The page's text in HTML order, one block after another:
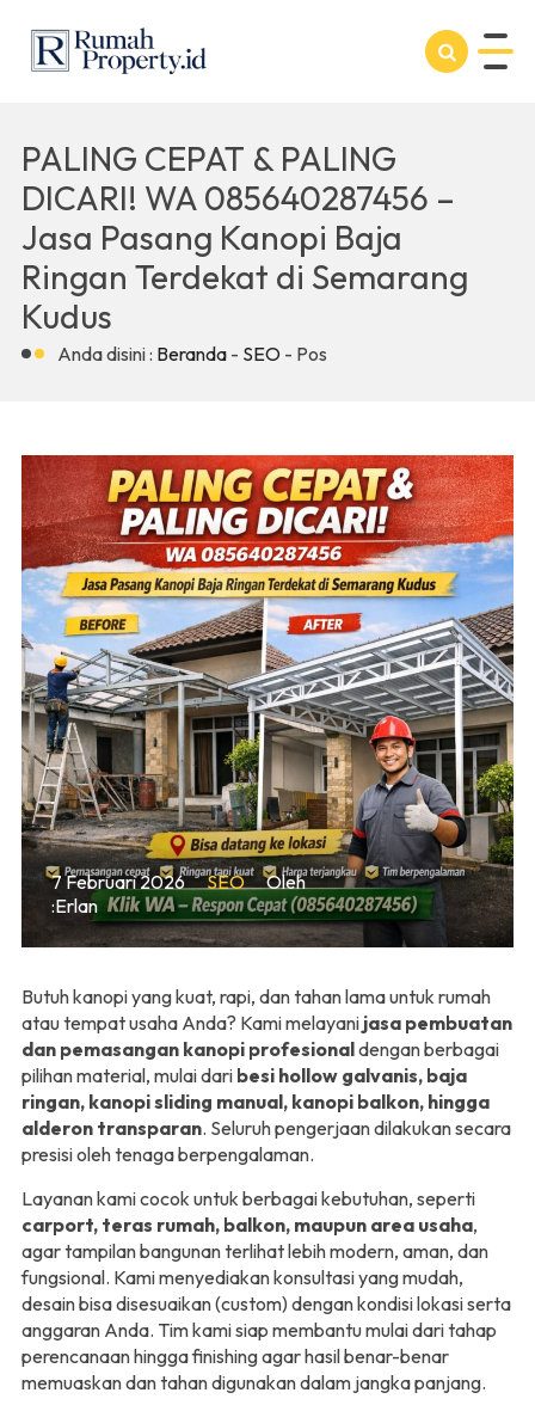
PALING CEPAT & PALING
DICARI! WA 085640287456 –
Jasa Pasang Kanopi Baja
Ringan Terdekat di Semarang
Kudus
Anda disini : Beranda - SEO - Pos
7 Februari 2026 SEO
Oleh
:Erlan
Butuh kanopi yang kuat, rapi, dan tahan lama untuk rumah
atau tempat usaha Anda? Kami melayani jasa pembuatan
dan pemasangan kanopi profesionaldengan berbagai
pilihan material, mulai dari besi hollow galvanis, baja
ringan, kanopi sliding manual, kanopi balkon, hingga
alderon transparan. Seluruh pengerjaan dilakukan secara
presisi oleh tenaga berpengalaman.
Layanan kami cocok untuk berbagai kebutuhan, seperti
carport, teras rumah, balkon, maupun area usaha,
agar tampilan bangunan terlihat lebih modern, aman, dan
fungsional. Kami menyediakan konsultasi yang mudah,
desain bisa disesuaikan (custom) dengan kondisi lokasi serta
anggaran Anda. Tim kami siap membantu mulai dari tahap
perencanaan hingga finishing agar hasil benar-benar
memuaskan dan tahan digunakan dalam jangka panjang.